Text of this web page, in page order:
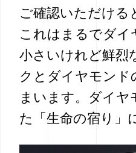
ご確認いただける
これはまるでダイ
小さいけれど鮮烈
クとダイヤモンド
まいます。ダイ
た「生命の宿り」